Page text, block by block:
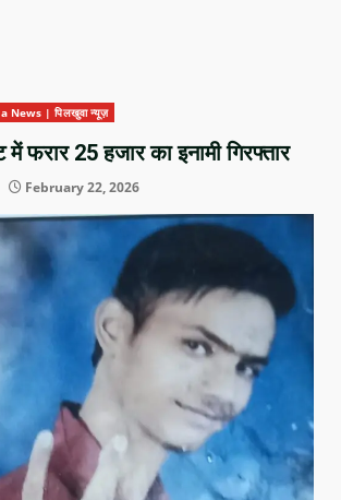
News | पिलखुवा न्यूज़
फरार 25 हजार का इनामी गिरफ्तार
February 22, 2026